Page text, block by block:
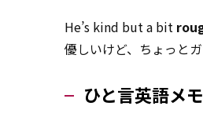
He’s kind but a bit
優しいけど、ちょっと
ひと言英語メモ